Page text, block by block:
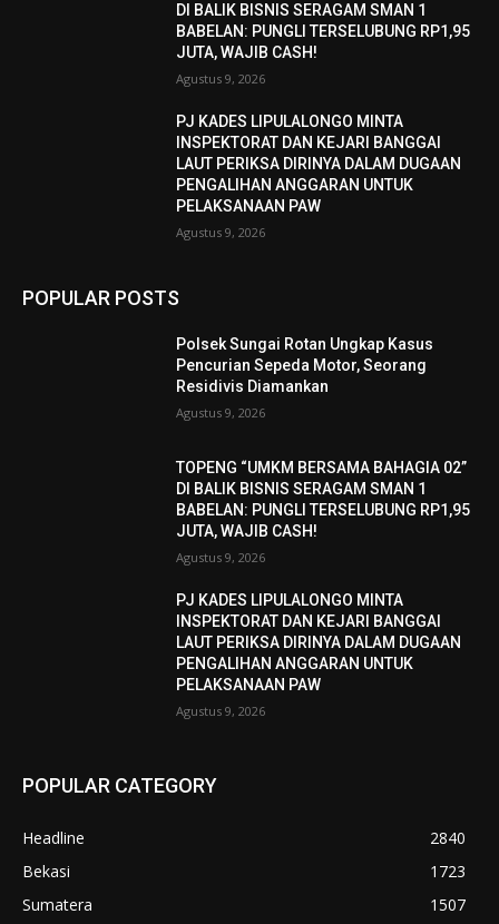
DI BALIK BISNIS SERAGAM SMAN 1
BABELAN: PUNGLI TERSELUBUNG RP1,95
JUTA, WAJIB CASH!
Agustus 9, 2026
PJ KADES LIPULALONGO MINTA
INSPEKTORAT DAN KEJARI BANGGAI
LAUT PERIKSA DIRINYA DALAM DUGAAN
PENGALIHAN ANGGARAN UNTUK
PELAKSANAAN PAW
Agustus 9, 2026
POPULAR POSTS
Polsek Sungai Rotan Ungkap Kasus
Pencurian Sepeda Motor, Seorang
Residivis Diamankan
Agustus 9, 2026
TOPENG “UMKM BERSAMA BAHAGIA 02”
DI BALIK BISNIS SERAGAM SMAN 1
BABELAN: PUNGLI TERSELUBUNG RP1,95
JUTA, WAJIB CASH!
Agustus 9, 2026
PJ KADES LIPULALONGO MINTA
INSPEKTORAT DAN KEJARI BANGGAI
LAUT PERIKSA DIRINYA DALAM DUGAAN
PENGALIHAN ANGGARAN UNTUK
PELAKSANAAN PAW
Agustus 9, 2026
POPULAR CATEGORY
Headline
2840
Bekasi
1723
Sumatera
1507